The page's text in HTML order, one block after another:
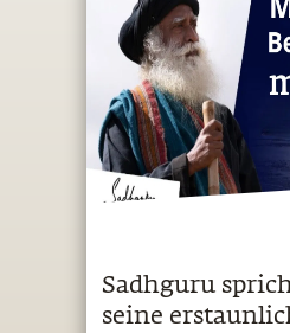
Sadhguru
seine